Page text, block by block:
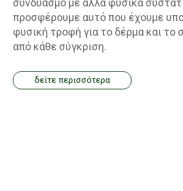
συνδυασμό με άλλα φυσικά
προσφέρουμε αυτό που έχουμε
φυσική τροφή για το δέρμα και το
από κάθε σύγκριση.
δείτε περισσότερα